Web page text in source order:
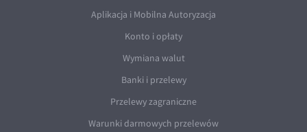
Aplikacja i Mobilna Autoryzacja
Konto i opłaty
Wymiana walut
Banki i przelewy
Przelewy zagraniczne
Warunki darmowych przelewów